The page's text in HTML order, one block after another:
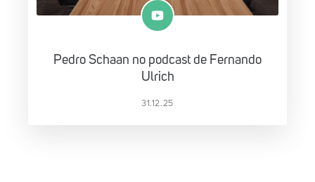
Pedro Schaan no podcast de Fernando
Ulrich
31.12.25